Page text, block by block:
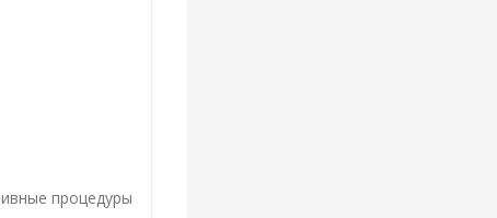
процедуры